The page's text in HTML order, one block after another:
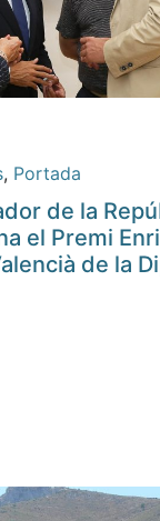
, Portada
de la
el Premi
de la